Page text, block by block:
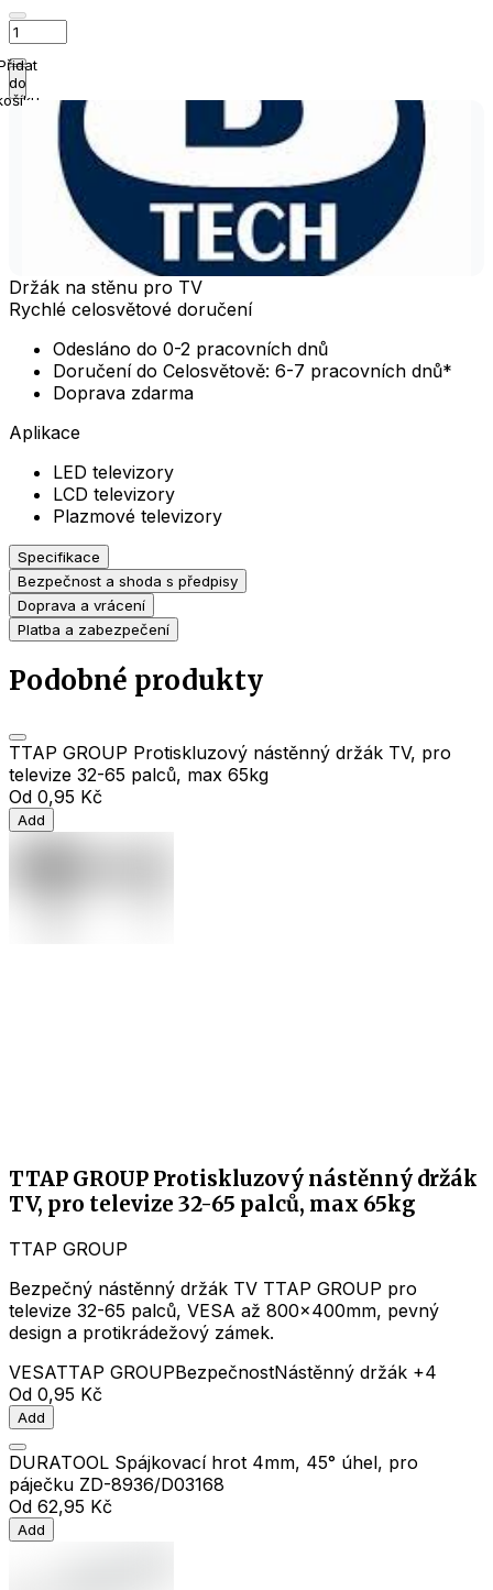
do
Držák na stěnu pro TV
Rychlé celosvětové doručení
Odesláno do 0-2 pracovních dnů
Doručení do Celosvětově: 6-7 pracovních dnů*
Doprava zdarma
Aplikace
LED televizory
LCD televizory
Plazmové televizory
Specifikace
Bezpečnost a shoda s předpisy
Doprava a vrácení
Platba a zabezpečení
Podobné produkty
TTAP GROUP Protiskluzový nástěnný držák TV, pro
televize 32-65 palců, max 65kg
Od 0,95 Kč
Add
TTAP GROUP Protiskluzový nástěnný držák
TV, pro televize 32-65 palců, max 65kg
TTAP GROUP
Bezpečný nástěnný držák TV TTAP GROUP pro
televize 32-65 palců, VESA až 800x400mm, pevný
design a protikrádežový zámek.
VESATTAP GROUPBezpečnostNástěnný držák +4
Od 0,95 Kč
Add
DURATOOL Spájkovací hrot 4mm, 45° úhel, pro
páječku ZD-8936/D03168
Od 62,95 Kč
Add